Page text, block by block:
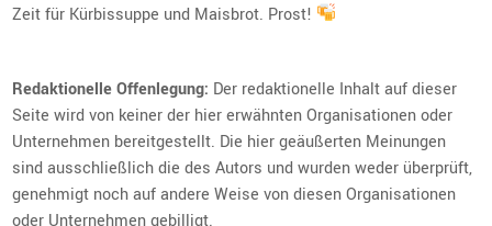
Zeit für Kürbissuppe und Maisbrot. Prost!
Redaktionelle Offenlegung: Der redaktionelle Inhalt auf dieser
Seite wird von keiner der hier erwähnten Organisationen oder
Unternehmen bereitgestellt. Die hier geäußerten Meinungen
sind ausschließlich die des Autors und wurden weder überprüft,
genehmigt noch auf andere Weise von diesen Organisationen
oder Unternehmen gebilligt.